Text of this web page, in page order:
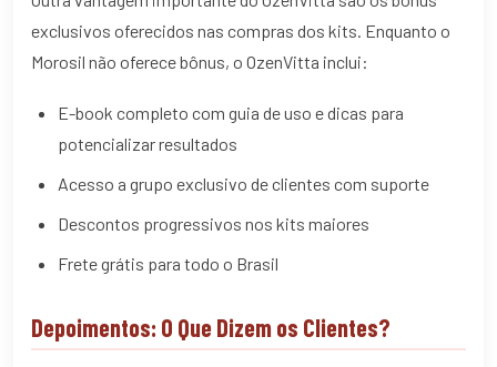
exclusivos oferecidos nas compras dos kits. Enquanto o
Morosil não oferece bônus, o OzenVitta inclui:
E-book completo com guia de uso e dicas para
potencializar resultados
Acesso a grupo exclusivo de clientes com suporte
Descontos progressivos nos kits maiores
Frete grátis para todo o Brasil
Depoimentos: O Que Dizem os Clientes?